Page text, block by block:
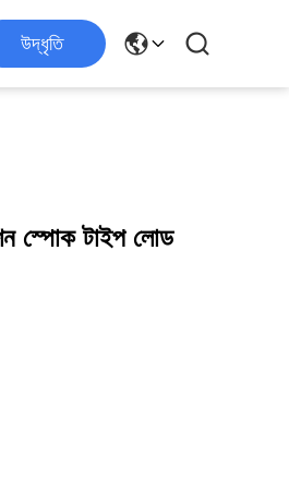
উদ্ধৃতি
স্পোক টাইপ লোড